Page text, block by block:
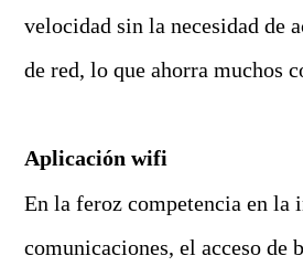
velocidad sin la necesidad de
de red, lo que ahorra muchos
Aplicación wifi
En la feroz competencia en la
comunicaciones, el acceso de